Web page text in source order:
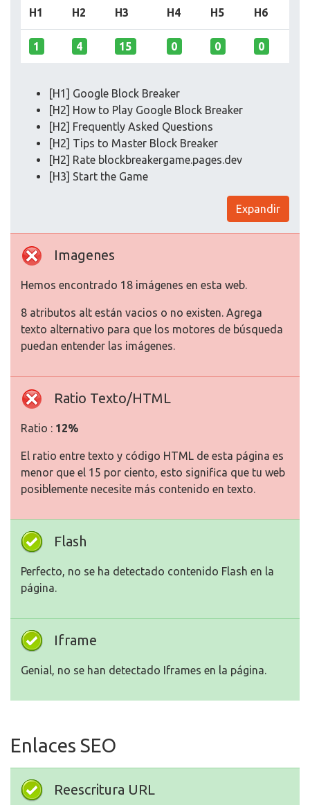
H1 H2 H3 H4 H5 H6
1 4 15 0 0 0
[H1] Google Block Breaker
[H2] How to Play Google Block Breaker
[H2] Frequently Asked Questions
[H2] Tips to Master Block Breaker
[H2] Rate blockbreakergame.pages.dev
[H3] Start the Game
Expandir
Imagenes
Hemos encontrado 18 imágenes en esta web.
8 atributos alt están vacios o no existen. Agrega
texto alternativo para que los motores de búsqueda
puedan entender las imágenes.
Ratio Texto/HTML
Ratio : 12%
El ratio entre texto y código HTML de esta página es
menor que el 15 por ciento, esto significa que tu web
posiblemente necesite más contenido en texto.
Flash
Perfecto, no se ha detectado contenido Flash en la
página.
Iframe
Genial, no se han detectado Iframes en la página.
Enlaces SEO
Reescritura URL